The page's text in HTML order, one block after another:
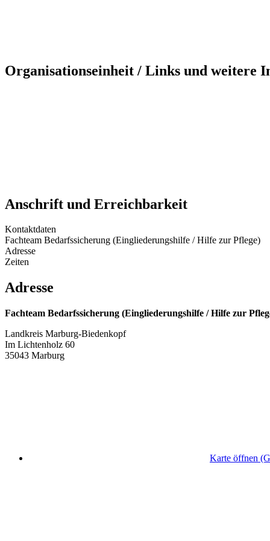
Organisationseinheit / Links und weitere
Anschrift und Erreichbarkeit
Kontaktdaten
Fachteam Bedarfssicherung (Eingliederungshilfe / Hilfe zur Pflege)
Adresse
Zeiten
Adresse
Fachteam Bedarfssicherung (Eingliederungshilfe / Hilfe zur
Landkreis Marburg-Biedenkopf
Im Lichtenholz 60
35043 Marburg
Karte öffnen